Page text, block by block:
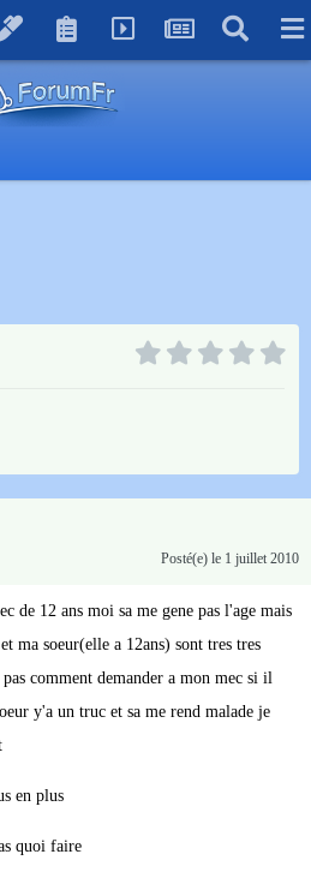
Posté(e) le 1 juillet 2010
de 12 ans moi sa me gene pas l'age mais
ma soeur(elle a 12ans) sont tres tres
comment demander a mon mec si il
y'a un truc et sa me rend malade je
en plus
quoi faire